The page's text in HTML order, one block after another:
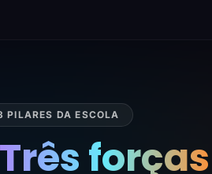
PILARES DA ESCOLA
Três forças